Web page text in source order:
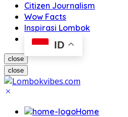
Citizen Journalism
Wow Facts
Inspirasi Lombok
ID
close
close
Home